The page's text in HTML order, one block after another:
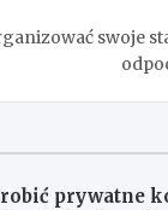
swoje
prywatne